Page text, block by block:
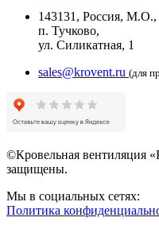
143131, Россия, М.О.,
п. Тучково,
ул. Силикатная, 1
sales@krovent.ru (для
©Кровельная вентиляция
защищены.
Мы в социальных сетях:
Политика